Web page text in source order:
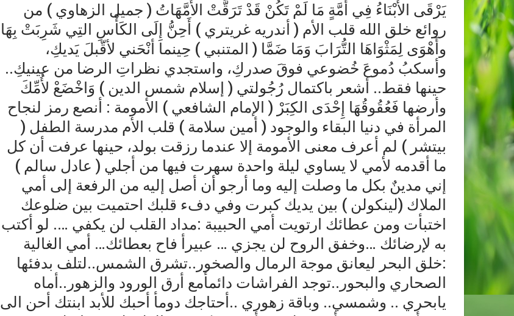
يَرْقَى الأَبْنَاءُ فِي أُمَّةٍ مَا لَمْ تَكُنْ قَدْ تَرَقَّتْ الأُمَّهَاتُ ( جميل الزهاوي ) من
روائع خلق الله قلب الأم ( أندريه غريتري ) أَحِنُّ إِلَى الكَأْسِ التِي شَرِبَتْ بِهَا
وأَهْوَى لِمَثْوَاهَا التُّرَابَ وَمَا ضَمَّا ( المتنبي ) حِينما أنْحَني لأقّبلَ يَديكِ،
وأسكبُ دُموعَ خُضوعي فوقَ صدركِ، واستجدي نظراتِ الرضا من عينيكِ..
حينها فقط.. أشعر باكتمال رُجُولتي ( إسلام شمس الدين ) وَاخْضَعْ لأُمِّكَ
وأرضها فَعُقُوقُهَا إِحْدَى الكِبَرْ ( الإمام الشافعي ) الأمومة : أنصع رمز لنجاح
المرأة في دنيا البقاء والوجود ( أمين سلامة ) قلب الأم مدرسة الطفل (
بيتشر ) لم أعرف معنى الأمومة إلا عندما رزقت بولد، حينها عرفت أن كل
ما أقدمه لأمي لا يساوي ليلة واحدة سهرت فيها من أجلي ( عادل سالم )
إني مدينٌ بكل ما وصلت إليه وما أرجو أن أصل إليه من الرفعة إلى أمي
الملاك (لينكولن ) بين يديك كبرت وفي دفء قلبك احتميت بين ضلوعك
اختبأت ومن عطائك ارتويت أمي الحبيبة :مداد القلب لن يكفي …. لو أكتب
به لإرضائك …وخفق الروح لن يجزي … عبيرأ فاح بعطائك… أمي الغالية
:خلق البحر ليعانق موجة الرمال والصخور..تشرق الشمس..لتلف بدفئها
الصحاري والبحور..توجد الفراشات دائمأمع أرق الورود والزهور..أماه
يابحري .. وشمسي.. وباقة زهوري ..أحتاجك دومأ أحبك للأبد ابنتك أحن الى